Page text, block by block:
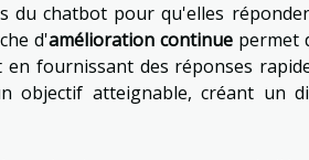
du chatbot pour qu'elles
d'amélioration continue permet
fournissant des réponses
objectif atteignable, créant un